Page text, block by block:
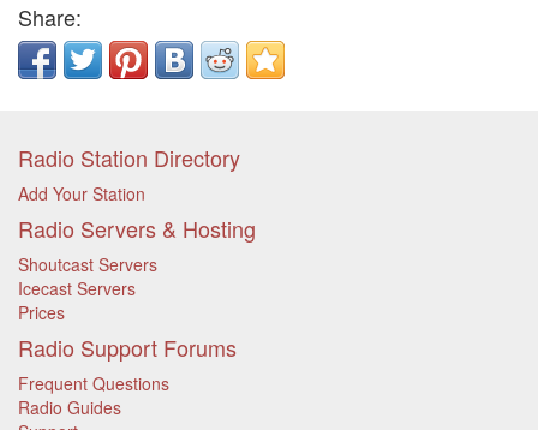
Share:
Radio Station Directory
Add Your Station
Radio Servers & Hosting
Shoutcast Servers
Icecast Servers
Prices
Radio Support Forums
Frequent Questions
Radio Guides